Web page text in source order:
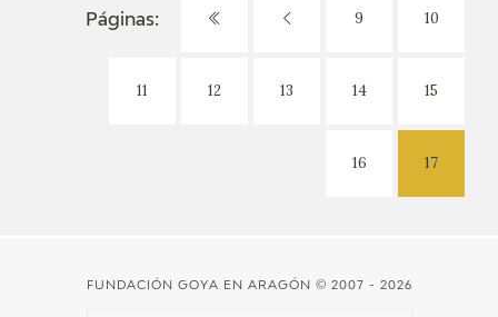
Páginas: 9 10
11 12 13 14 15
16 17
FUNDACIÓN GOYA EN ARAGÓN © 2007 - 2026